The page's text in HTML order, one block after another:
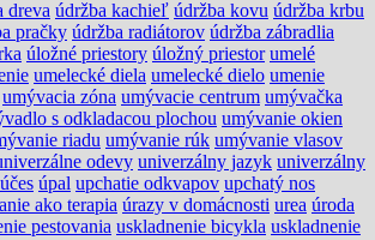
dreva údržba kachieľ údržba kovu údržba krbu
pračky údržba radiátorov údržba zábradlia
úložné priestory úložný priestor umelé
umelecké diela umelecké dielo umenie
umývacia zóna umývacie centrum umývačka
s odkladacou plochou umývanie okien
riadu umývanie rúk umývanie vlasov
odevy univerzálny jazyk univerzálny
úpal upchatie odkvapov upchatý nos
ako terapia úrazy v domácnosti urea úroda
pestovania uskladnenie bicykla uskladnenie